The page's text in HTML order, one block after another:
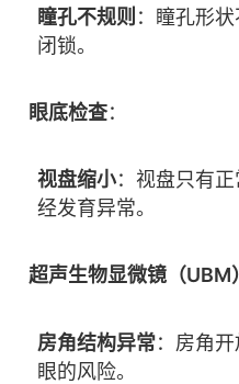
瞳孔不规则 ：瞳孔形
闭锁。
眼底检查：
视盘缩小：视盘只有
经发育异常。
超声生物显微镜（UBM）
房角结构异常：房角
眼的风险。